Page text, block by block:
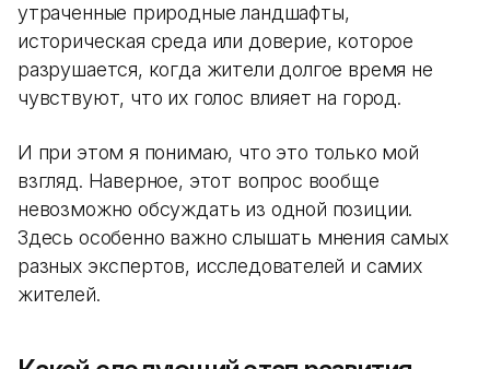
утраченные природные ландшафты,
историческая среда или доверие, которое
разрушается, когда жители долгое время не
чувствуют, что их голос влияет на город.
И при этом я понимаю, что это только мой
взгляд. Наверное, этот вопрос вообще
невозможно обсуждать из одной позиции.
Здесь особенно важно слышать мнения самых
разных экспертов, исследователей и самих
жителей.